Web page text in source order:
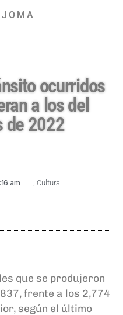
ocurridos
a los del
de 2022
am Cultura
que se produjeron
frente a los 2,774
según el último